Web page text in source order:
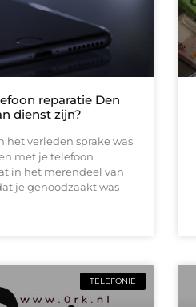
reparatie Den
dienst zijn?
het verleden sprake was
met je telefoon
in het merendeel van
je genoodzaakt was
TELEFONIE